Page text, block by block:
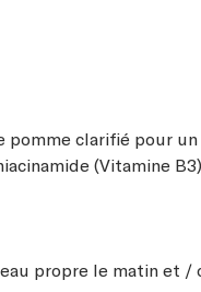
clarifié pour
(Vitamine
propre le matin et /